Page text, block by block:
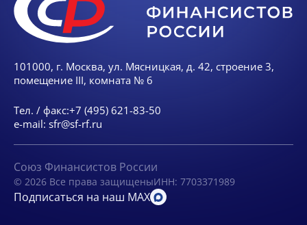
101000, г. Москва, ул. Мясницкая, д. 42, строение 3,
помещение III, комната № 6
Тел. / факс:+7 (495) 621-83-50
e-mail: sfr@sf-rf.ru
Союз Финансистов России
© 2026 Все права защищеныИНН: 7703371989
Подписаться на наш MAX